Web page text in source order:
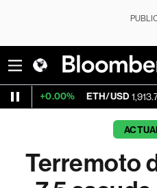
ETH/USD 1,913.728 -0.01%
Terremoto